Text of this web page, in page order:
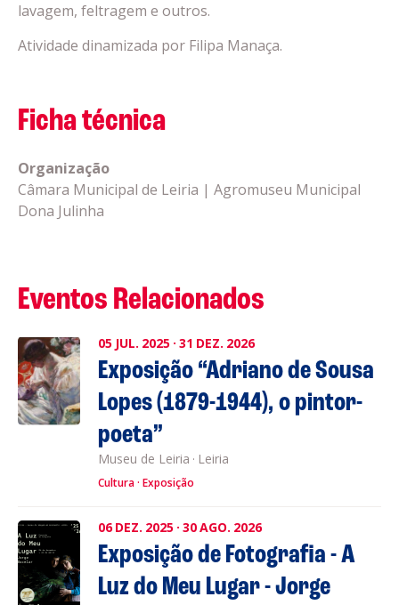
lavagem, feltragem e outros.
Atividade dinamizada por Filipa Manaça.
Ficha técnica
Organização
Câmara Municipal de Leiria | Agromuseu Municipal
Dona Julinha
Eventos Relacionados
05 JUL. 2025 · 31 DEZ. 2026
Exposição “Adriano de Sousa
Lopes (1879-1944), o pintor-
poeta”
Museu de Leiria · Leiria
Cultura Exposição
06 DEZ. 2025 · 30AGO. 2026
Exposição de Fotografia - A
Luz do Meu Lugar - Jorge